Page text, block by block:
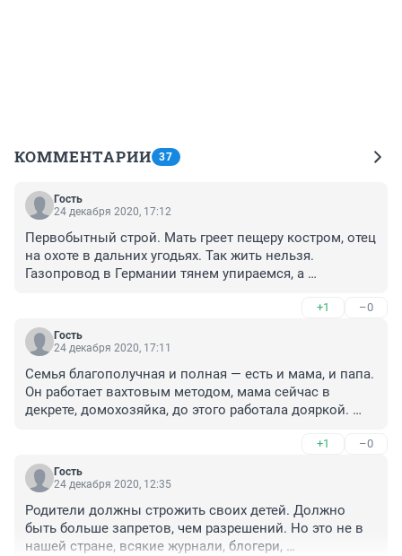
КОММЕНТАРИИ 37
Гость
24 декабря 2020, 17:12
Первобытный строй. Мать греет пещеру костром, отец
на охоте в дальних угодьях. Так жить нельзя.
Газопровод в Германии тянем упираемся, а
+1 –0
Гость
24 декабря 2020, 17:11
Семья благополучная и полная — есть и мама, и папа.
Он работает вахтовым методом, мама сейчас в
декрете, домохозяйка, до этого работала дояркой.
оказывали поддержку. Мы все выезжали на эту
трагедию. Матери после случившегося оказали и
рассказала Любовь Цыганкова
сухие слова чиновника , а троих детей не стало
+1 –0
Гость
24 декабря 2020, 12:35
Родители должны строжить своих детей. Должно
быть больше запретов, чем разрешений. Но это не в
нашей стране, всякие журнали, блогери,